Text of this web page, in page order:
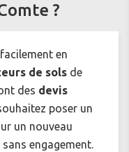
?
en
de sols de
des devis
poser un
un nouveau
engagement.